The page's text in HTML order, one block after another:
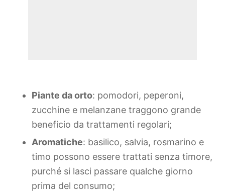
Piante da orto: pomodori, peperoni,
zucchine e melanzane traggono grande
beneficio da trattamenti regolari;
Aromatiche: basilico, salvia, rosmarino e
timo possono essere trattati senza timore,
purché si lasci passare qualche giorno
prima del consumo;